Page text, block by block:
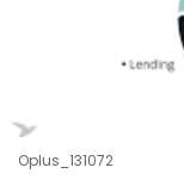
Oplus_131072